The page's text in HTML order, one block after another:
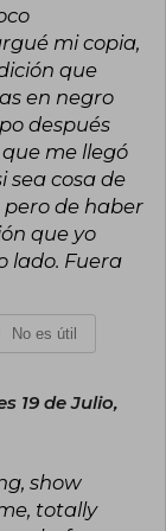
mi copia,
que
en negro
después
me llegó
sea cosa de
pero de haber
que yo
lado. Fuera
No es útil
19 de Julio,
show
totally